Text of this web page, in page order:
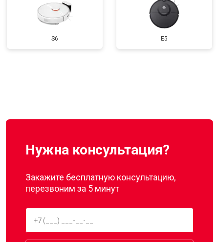
S6 E5
Нужна консультация?
Закажите бесплатную консультацию,
перезвоним за 5 минут